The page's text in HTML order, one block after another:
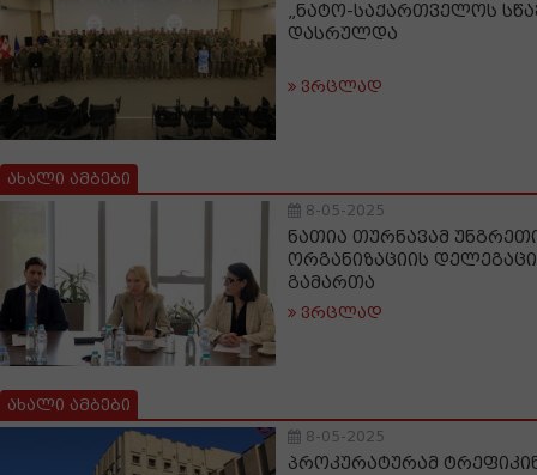
„ნატო-საქართველოს
დასრულდა
ვრცლად
ახალი ამბები
8-05-2025
ნათია თურნავამ
ორგანიზაციის
გამართა
ვრცლად
ახალი ამბები
8-05-2025
პროკურატურამ